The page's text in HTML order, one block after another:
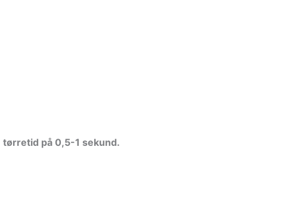
tørretid på 0,5-1 sekund.